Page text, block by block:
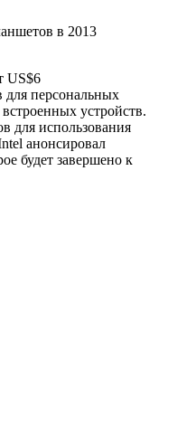
в 2013
US$6
персональных
устройств.
для использования
анонсировал
будет завершено к